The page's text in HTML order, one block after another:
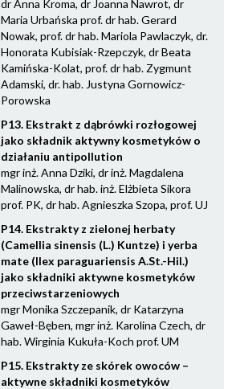
dr Anna Kroma, dr Joanna Nawrot, dr
Maria Urbańska prof. dr hab. Gerard
Nowak, prof. dr hab. Mariola Pawlaczyk, dr.
Honorata Kubisiak-Rzepczyk, dr Beata
Kamińska-Kolat, prof. dr hab. Zygmunt
Adamski, dr. hab. Justyna Gornowicz-
Porowska
P13. Ekstrakt z dąbrówki rozłogowej
jako składnik aktywny kosmetyków o
działaniu antipollution
mgr inż. Anna Dziki, dr inż. Magdalena
Malinowska, dr hab. inż. Elżbieta Sikora
prof. PK, dr hab. Agnieszka Szopa, prof. UJ
P14. Ekstrakty z zielonej herbaty
(Camellia sinensis (L.) Kuntze) i yerba
mate (Ilex paraguariensis A.St.-Hil.)
jako składniki aktywne kosmetyków
przeciwstarzeniowych
mgr Monika Szczepanik, dr Katarzyna
Gaweł-Bęben, mgr inż. Karolina Czech, dr
hab. Wirginia Kukuła-Koch prof. UM
P15. Ekstrakty ze skórek owoców –
aktywne składniki kosmetyków